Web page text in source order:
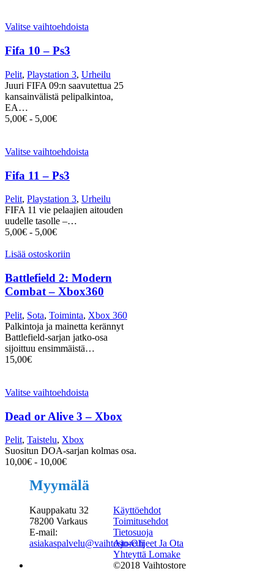
Valitse vaihtoehdoista
Fifa 10 – Ps3
Pelit, Playstation 3, Urheilu
Juuri FIFA 09:n saavutettua 25
kansainvälistä pelipalkintoa,
EA…
5,00€ - 5,00€
Valitse vaihtoehdoista
Fifa 11 – Ps3
Pelit, Playstation 3, Urheilu
FIFA 11 vie pelaajien aitouden
uudelle tasolle –…
5,00€ - 5,00€
Lisää ostoskoriin
Battlefield 2: Modern
Combat – Xbox360
Pelit, Sota, Toiminta, Xbox 360
Palkintoja ja mainetta kerännyt
Battlefield-sarjan jatko-osa
sijoittuu ensimmäistä…
15,00€
Valitse vaihtoehdoista
Dead or Alive 3 – Xbox
Pelit, Taistelu, Xbox
Suositun DOA-sarjan kolmas osa.
10,00€ - 10,00€
Myymälä
Kauppakatu 32
78200 Varkaus
E-mail:
asiakaspalvelu@vaihtostore.fi
Käyttöehdot
Toimitusehdot
Tietosuoja
Ajo-Ohjeet Ja Ota
Yhteyttä Lomake
©2018 Vaihtostore